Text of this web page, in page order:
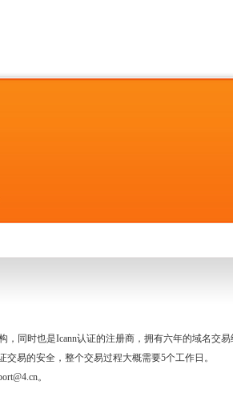
，同时也是Icann认证的注册商，拥有六年的域名交
易的安全，整个交易过程大概需要5个工作日。
。